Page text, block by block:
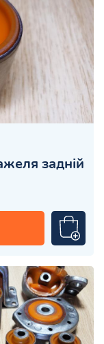
задній